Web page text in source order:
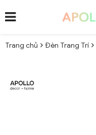
Trang chủ Đèn Trang Trí